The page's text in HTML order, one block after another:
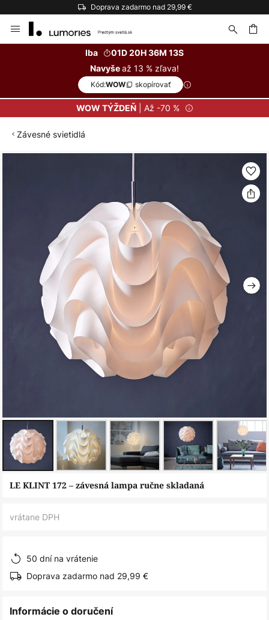
Doprava zadarmo nad 29,99 €
to
Iba
01D 20H 36M 12S
Navyšeaž 13 % zľava!
Kód:WOW skopírovať
WOW TÝŽDEŇ| Až -70 %
Závesné svietidlá
Preskočiť
LE KLINT 172 – závesná lampa ručne skladaná
vrátane DPH
50 dní na vrátenie
Doprava zadarmo nad 29,99 €
Informácie o doručení